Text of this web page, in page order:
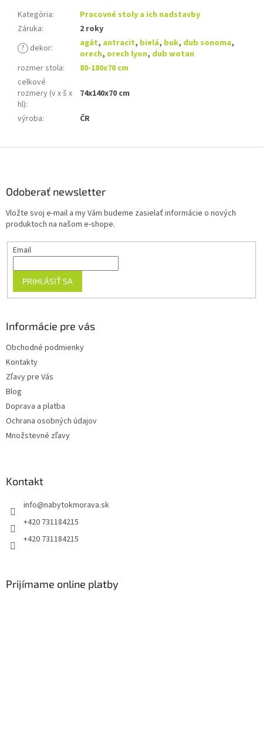
Kategória:
Pracovné stoly a ich nadstavby
Záruka:
2 roky
? dekor: agát, antracit, bielá, buk, dub sonoma,
orech, orech lyon, dub wotan
rozmer stola:
80-180x70 cm
celkové
rozmery (v x š x
hl):
74x140x70 cm
výroba: ČR
Odoberať newsletter
Vložte svoj e-mail a my Vám budeme zasielať informácie o nových
produktoch na našom e-shope.
Email
PRIHLÁSIŤ SA
Informácie pre vás
Obchodné podmienky
Kontakty
Zľavy pre Vás
Blog
Doprava a platba
Ochrana osobných údajov
Množstevné zľavy
Kontakt
info@nabytokmorava.sk
+420 731184215
+420 731184215
Prijímame online platby